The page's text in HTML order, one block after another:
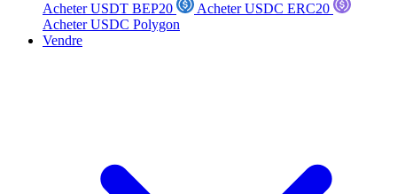
Acheter USDT BEP20
Acheter USDC ERC20
Acheter USDC Polygon
Vendre